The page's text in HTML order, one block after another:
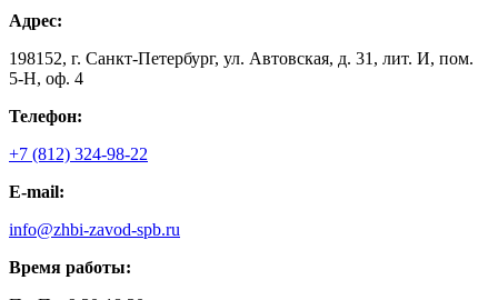
Адрес:
198152, г. Санкт-Петербург, ул. Автовская, д. 31, лит. И, пом.
5-Н, оф. 4
Телефон:
+7 (812) 324-98-22
E-mail:
info@zhbi-zavod-spb.ru
Время работы: